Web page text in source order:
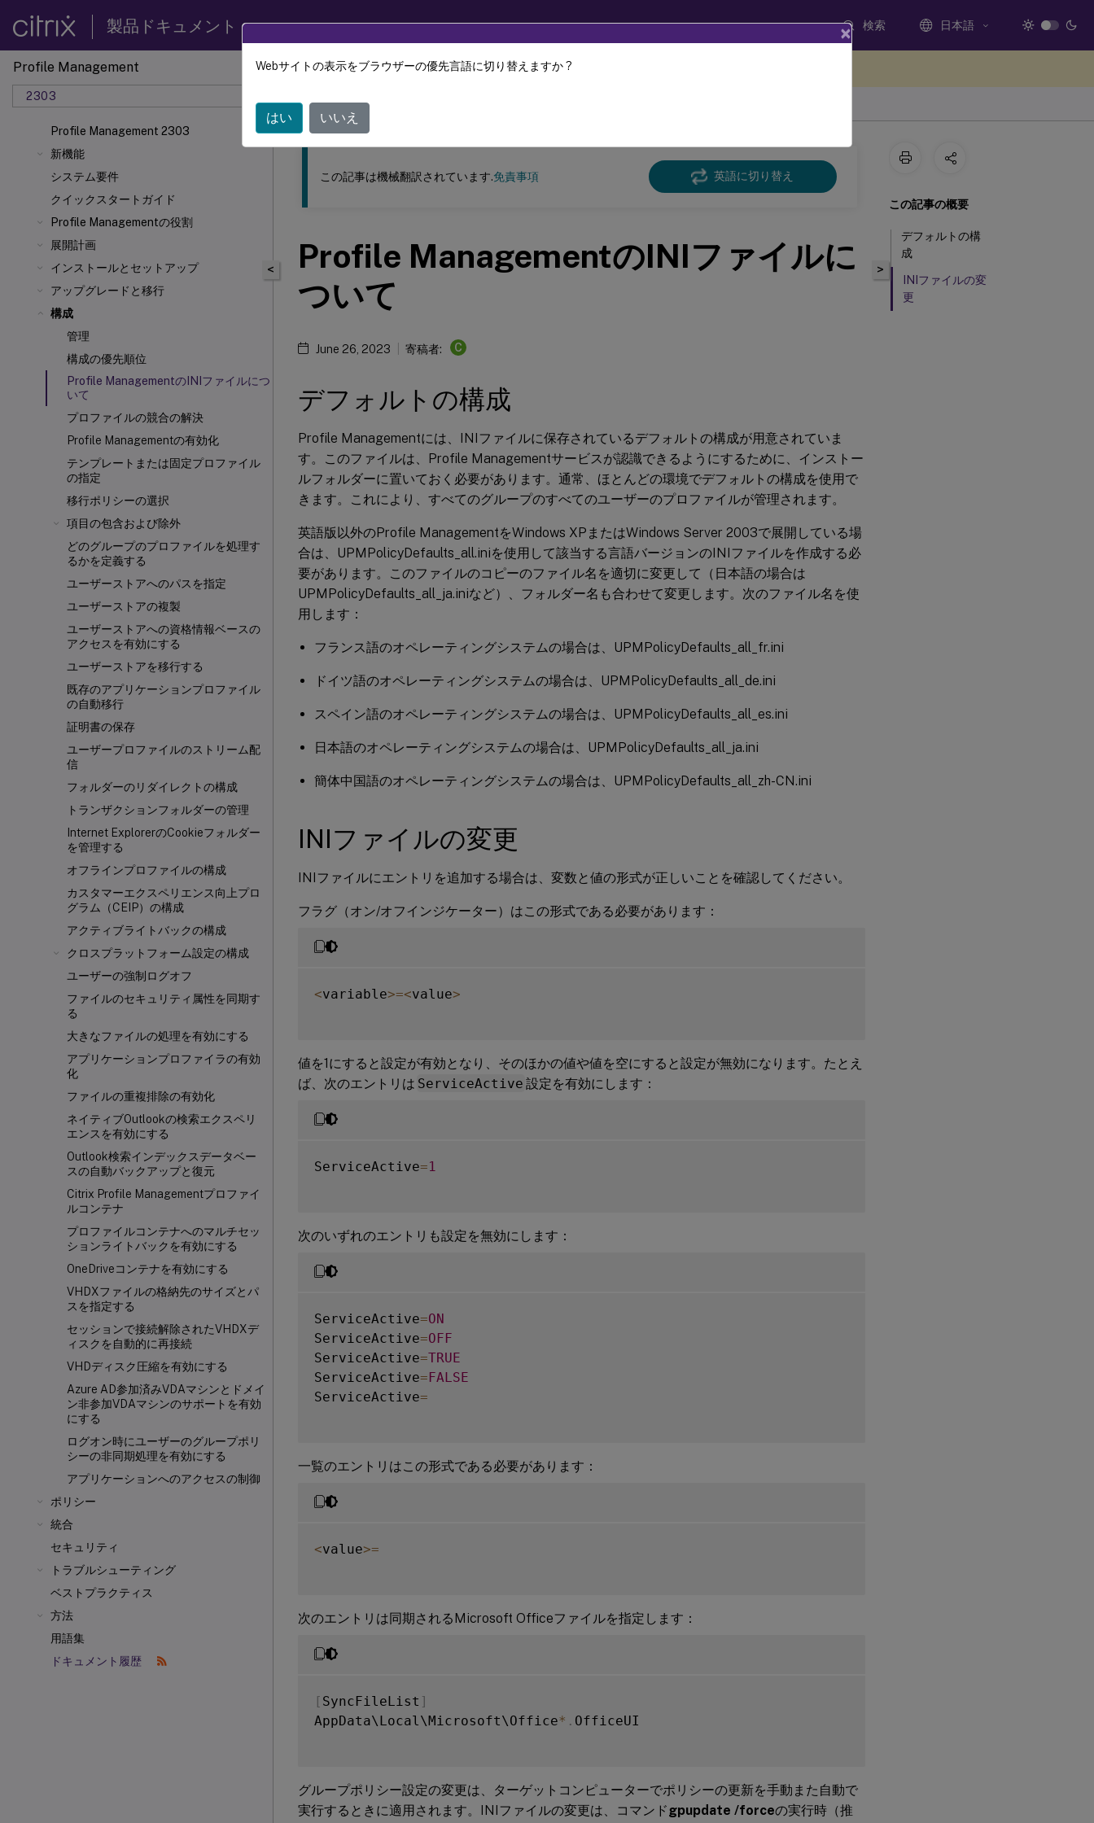
製品ドキュメント 検索 日本語
Profile Management
2303
Profile Management 2303
新機能
システム要件
クイックスタートガイド
Profile Managementの役割
展開計画
インストールとセットアップ
アップグレードと移行
構成
管理
構成の優先順位
Profile ManagementのINIファイルにつ
いて
プロファイルの競合の解決
Profile Managementの有効化
テンプレートまたは固定プロファイル
の指定
移行ポリシーの選択
項目の包含および除外
どのグループのプロファイルを処理す
るかを定義する
ユーザーストアへのパスを指定
ユーザーストアの複製
ユーザーストアへの資格情報ベースの
アクセスを有効にする
ユーザーストアを移行する
既存のアプリケーションプロファイル
の自動移行
証明書の保存
ユーザープロファイルのストリーム配
信
フォルダーのリダイレクトの構成
トランザクションフォルダーの管理
Internet ExplorerのCookieフォルダー
を管理する
オフラインプロファイルの構成
カスタマーエクスペリエンス向上プロ
グラム（CEIP）の構成
アクティブライトバックの構成
クロスプラットフォーム設定の構成
ユーザーの強制ログオフ
ファイルのセキュリティ属性を同期す
る
大きなファイルの処理を有効にする
アプリケーションプロファイラの有効
化
ファイルの重複排除の有効化
ネイティブOutlookの検索エクスペリ
エンスを有効にする
Outlook検索インデックスデータベー
スの自動バックアップと復元
Citrix Profile Managementプロファイ
ルコンテナ
プロファイルコンテナへのマルチセッ
ションライトバックを有効にする
OneDriveコンテナを有効にする
VHDXファイルの格納先のサイズとパ
スを指定する
セッションで接続解除されたVHDXデ
ィスクを自動的に再接続
VHDディスク圧縮を有効にする
Azure AD参加済みVDAマシンとドメイ
ン非参加VDAマシンのサポートを有効
にする
ログオン時にユーザーのグループポリ
シーの非同期処理を有効にする
アプリケーションへのアクセスの制御
ポリシー
統合
セキュリティ
トラブルシューティング
ベストプラクティス
方法
用語集
ドキュメント履歴
このコンテンツは動的に機械翻訳されています。
Profile Management
<
この記事は機械翻訳されています.免責事項 英語に切り替え
Profile ManagementのINIファイルに
ついて
June 26, 2023 寄稿者: C
デフォルトの構成
Profile Managementには、INIファイルに保存されているデフォルトの構成が用意されていま
す。このファイルは、Profile Managementサービスが認識できるようにするために、インストー
ルフォルダーに置いておく必要があります。通常、ほとんどの環境でデフォルトの構成を使用で
きます。これにより、すべてのグループのすべてのユーザーのプロファイルが管理されます。
英語版以外のProfile ManagementをWindows XPまたはWindows Server 2003で展開している場
合は、UPMPolicyDefaults_all.iniを使用して該当する言語バージョンのINIファイルを作成する必
要があります。このファイルのコピーのファイル名を適切に変更して（日本語の場合は
UPMPolicyDefaults_all_ja.iniなど）、フォルダー名も合わせて変更します。次のファイル名を使
用します：
フランス語のオペレーティングシステムの場合は、UPMPolicyDefaults_all_fr.ini
ドイツ語のオペレーティングシステムの場合は、UPMPolicyDefaults_all_de.ini
スペイン語のオペレーティングシステムの場合は、UPMPolicyDefaults_all_es.ini
日本語のオペレーティングシステムの場合は、UPMPolicyDefaults_all_ja.ini
簡体中国語のオペレーティングシステムの場合は、UPMPolicyDefaults_all_zh-CN.ini
INIファイルの変更
INIファイルにエントリを追加する場合は、変数と値の形式が正しいことを確認してください。
フラグ（オン/オフインジケーター）はこの形式である必要があります：
<variable>=<value>
値を1にすると設定が有効となり、そのほかの値や値を空にすると設定が無効になります。たとえ
ば、次のエントリは ServiceActive 設定を有効にします：
ServiceActive=1
次のいずれのエントリも設定を無効にします：
ServiceActive=ON
ServiceActive=OFF
ServiceActive=TRUE
ServiceActive=FALSE
ServiceActive=
一覧のエントリはこの形式である必要があります：
<value>=
次のエントリは同期されるMicrosoft Officeファイルを指定します：
[ SyncFileList ]
AppData\Local\Microsoft\Office* . OfficeUI
グループポリシー設定の変更は、ターゲットコンピューターでポリシーの更新を手動また自動で
実行するときに適用されます。INIファイルの変更は、コマンドgpupdate /forceの実行時（推
>
この記事の概要
デフォルトの構
成
INIファイルの変
更
×
Webサイトの表示をブラウザーの優先言語に切り替えますか ?
はい いいえ